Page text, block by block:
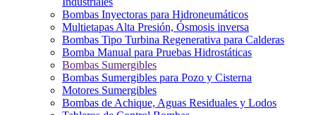
Bombas Inyectoras para Hidroneumáticos
Multietapas Alta Presión, Ósmosis inversa
Bombas Tipo Turbina Regenerativa para Calderas
Bomba Manual para Pruebas Hidrostáticas
Bombas Sumergibles
Bombas Sumergibles para Pozo y Cisterna
Motores Sumergibles
Bombas de Achique, Aguas Residuales y Lodos